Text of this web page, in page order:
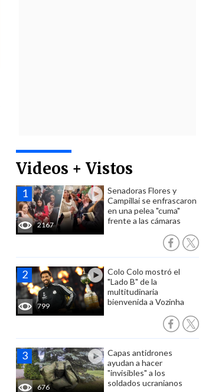
Videos + Vistos
2167
Senadoras Flores y
Campillai se enfrascaron
en una pelea "cuma"
frente a las cámaras
799
Colo Colo mostró el
"Lado B" de la
multitudinaria
bienvenida a Vozinha
676
Capas antidrones
ayudan a hacer
"invisibles" a los
soldados ucranianos